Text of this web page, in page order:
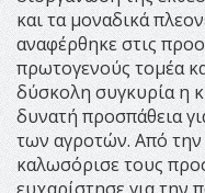
και τα μοναδικά
αναφέρθηκε στις
πρωτογενούς τομέα
δύσκολη συγκυρία η
δυνατή προσπάθεια
των αγροτών. Από
καλωσόρισε τους
ευχαρίστησε για την